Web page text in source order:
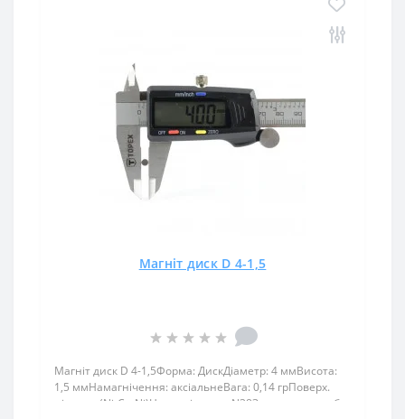
Магніт диск D 4-1,5
Магніт диск D 4-1,5Форма: ДискДіаметр: 4 ммВисота:
1,5 ммНамагнічення: аксіальнеВага: 0,14 грПоверх.
нікель .: (Ni-Cu-Ni)Намагнічення: N38Зчеплення прибл